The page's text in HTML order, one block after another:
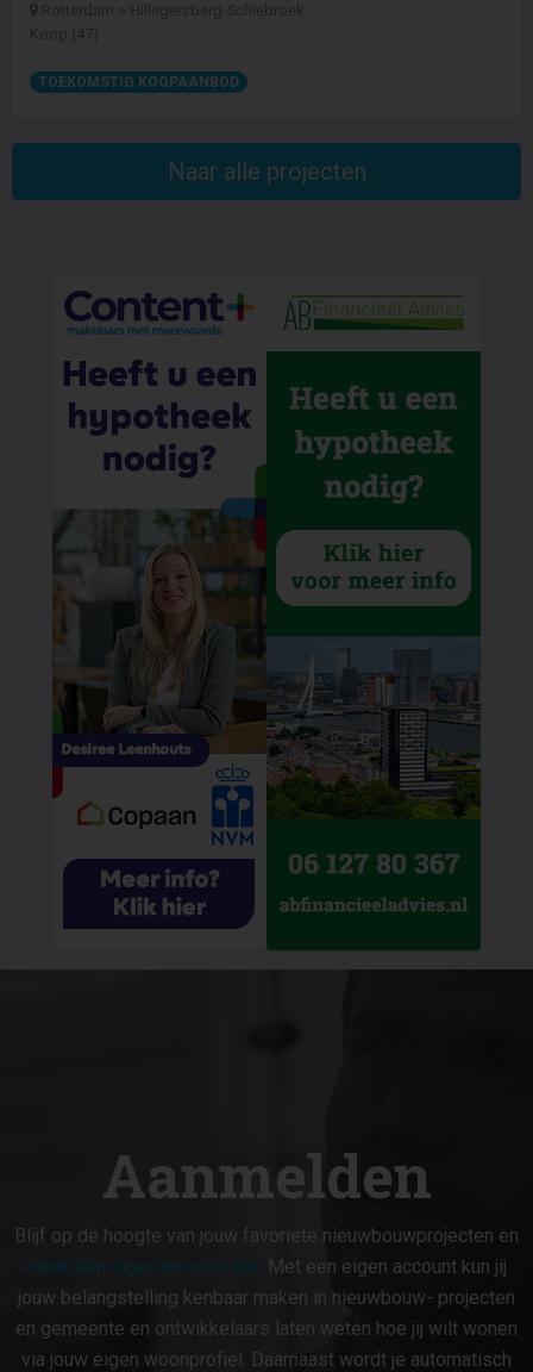
Rotterdam > Hillegersberg-Schiebroek
Koop (47)
TOEKOMSTIG KOOPAANBOD
Naar alle projecten
Aanmelden
Blijf op de hoogte van jouw favoriete nieuwbouwprojecten en
. Met een eigen account kun jij
jouw belangstelling kenbaar maken in nieuwbouw- projecten
en gemeente en ontwikkelaars laten weten hoe jij wilt wonen
via jouw eigen woonprofiel. Daarnaast wordt je automatisch